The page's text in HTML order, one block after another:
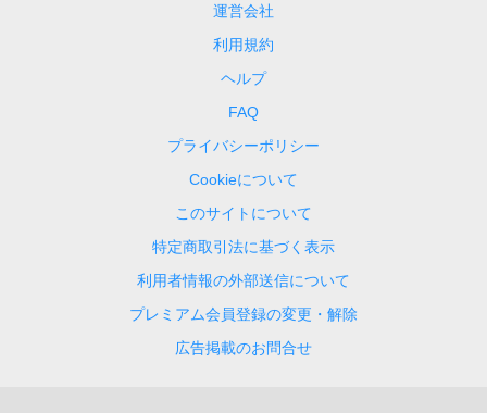
運営会社
利用規約
ヘルプ
FAQ
プライバシーポリシー
Cookieについて
このサイトについて
特定商取引法に基づく表示
利用者情報の外部送信について
プレミアム会員登録の変更・解除
広告掲載のお問合せ